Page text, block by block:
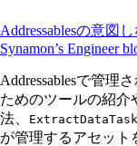
Addressablesの意図
Synamon’s Engineer
Addressablesで管理
ためのツールの紹介
法、
ExtractDataTask
が管理するアセット